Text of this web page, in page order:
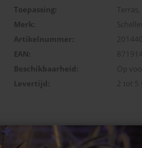
Toepassing:
Merk:
Artikelnummer:
201440
EAN:
Beschikbaarheid:
Op
Levertijd:
2 tot 5